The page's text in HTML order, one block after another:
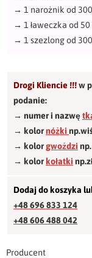
→ 1 narożnik od 300
→ 1 ławeczka od 50
→ 1 szezlong od 300
Drogi Kliencie !!!w
podanie:
→ numer i nazwę
→ kolornóżki
→ kolorgwożdzi
→ kolorkołatki
Dodaj do koszyka
+48 696 833 124
+48 606 488 042
Producent